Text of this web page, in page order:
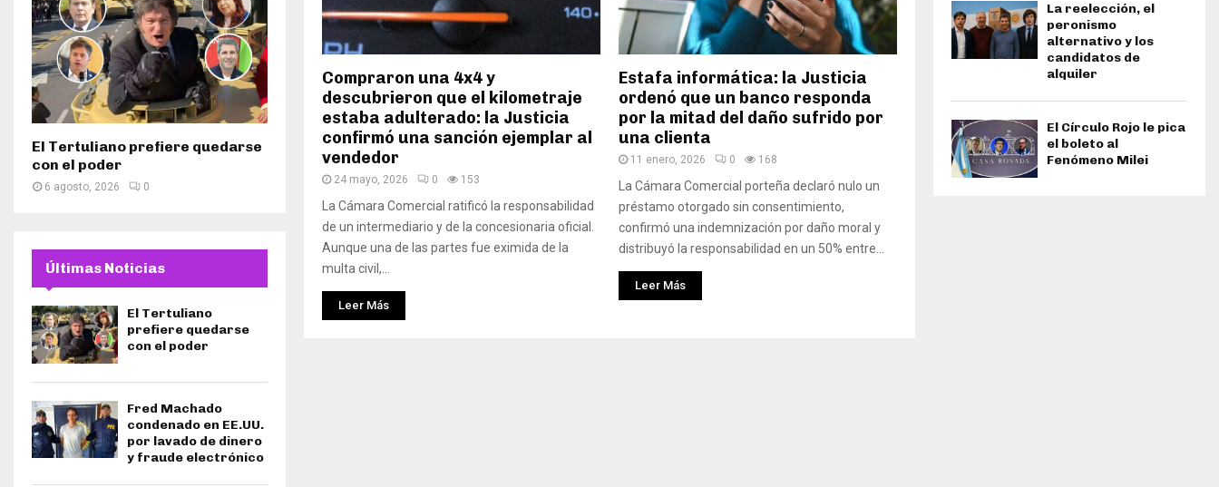
Compraron una 4x4 y
descubrieron que el kilometraje
estaba adulterado: la Justicia
confirmó una sanción ejemplar al
vendedor
24 mayo, 2026 0 153
La Cámara Comercial ratificó la responsabilidad
de un intermediario y de la concesionaria oficial.
Aunque una de las partes fue eximida de la
multa civil,...
Leer Más
Estafa informática: la Justicia
ordenó que un banco responda
por la mitad del daño sufrido por
una clienta
11 enero, 2026 0 168
La Cámara Comercial porteña declaró nulo un
préstamo otorgado sin consentimiento,
confirmó una indemnización por daño moral y
distribuyó la responsabilidad en un 50% entre...
Leer Más
El Tertuliano prefiere quedarse
con el poder
6 agosto, 2026 0
Últimas Noticias
El Tertuliano
prefiere quedarse
con el poder
Fred Machado
condenado en EE.UU.
por lavado de dinero
y fraude electrónico
La reelección, el
peronismo
alternativo y los
candidatos de
alquiler
El Círculo Rojo le pica
el boleto al
Fenómeno Milei